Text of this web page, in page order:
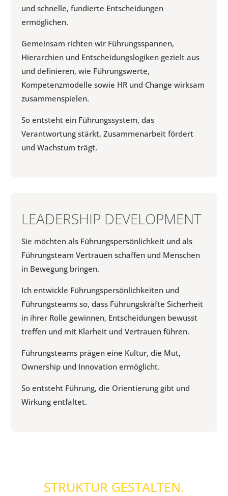
und schnelle, fun­dierte Entscheidungen
ermöglichen.
Gemeinsam richten wir Führungsspannen,
Hierarchien und Entscheidungslogiken gezielt aus
und definieren, wie Führungswerte,
Kompetenzmodelle sowie HR und Change wirksam
zusammenspielen.
So entsteht ein Führungssystem, das
Verantwortung stärkt, Zusammenarbeit fördert
und Wachstum trägt.
LEADERSHIP DEVELOPMENT
Sie möchten als Führungspersönlichkeit und als
Füh­rungsteam Vertrauen schaffen und Menschen
in Be­we­gung bringen.
Ich entwickle Führungs­persönlichkeiten und
Führungs­teams so, dass Führungskräfte Sicherheit
in ihrer Rolle gewinnen, Entscheidungen bewusst
treffen und mit Klarheit und Vertrauen führen.
Führungsteams prägen eine Kultur, die Mut,
Owner­ship und Innovation ermöglicht.
So entsteht Führung, die Orientierung gibt und
Wirkung entfaltet.
STRUKTUR GESTALTEN.